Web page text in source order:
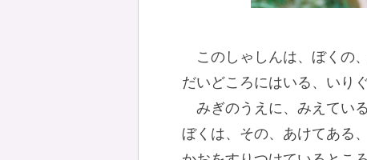
このしゃしんは、ぼくの
だいどころにはいる、いり
みぎのうえに、みえてい
ぼくは、その、あけてある